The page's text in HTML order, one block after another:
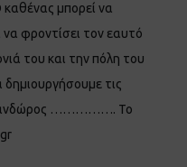
μπορεί να
φροντίσει τον εαυτό
του και την πόλη του
δημιουργήσουμε τις
βανδώρος ……………. Το